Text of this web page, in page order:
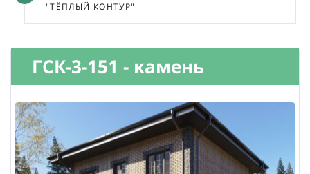
"ТЁПЛЫЙ КОНТУР"
ГСК-3-151 - камень